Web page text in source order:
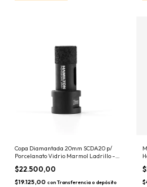
Copa Diamantada 20mm SCDA20 p/
Porcelanato Vidrio Marmol Ladrillo -
para Amoladoras M14 Hamilton
$22.500,00
$19.125,00 con Transferencia o depósito